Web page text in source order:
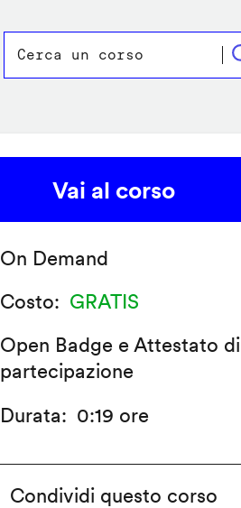
Vai al corso
On Demand
Costo
GRATIS
Open Badge e Attestato di
partecipazione
Durata
0:19 ore
Condividi questo corso